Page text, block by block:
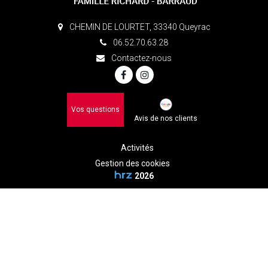
CHEMIN DE LOURTET, 33340 Queyrac
06.52.70.63.28
Contactez-nous
Vos questions
Avis de nos clients
Activités
Gestion des cookies
2026